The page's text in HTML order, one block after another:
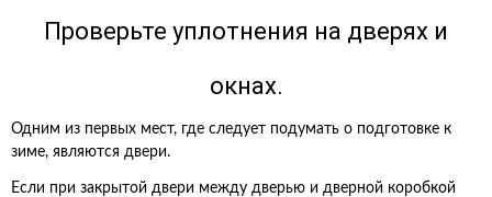
Проверьте уплотнения на дверях и
окнах.
Одним из первых мест, где следует подумать о подготовке к
зиме, являются двери.
Если при закрытой двери между дверью и дверной коробкой